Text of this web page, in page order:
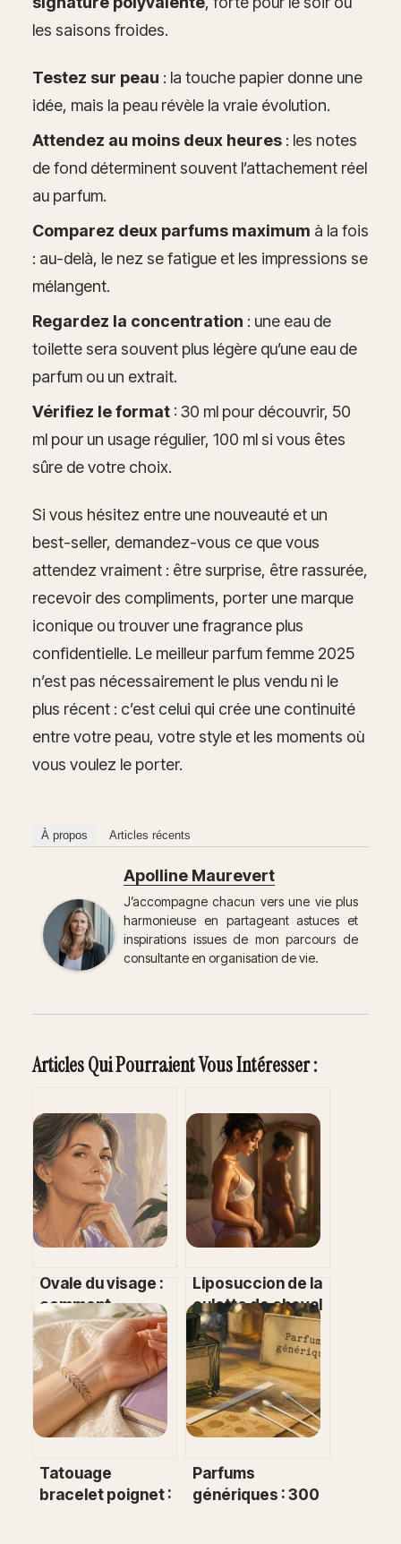
les saisons froides.
Testez sur peau : la touche papier donne une
idée, mais la peau révèle la vraie évolution.
Attendez au moins deux heures : les notes
de fond déterminent souvent l’attachement réel
au parfum.
Comparez deux parfums maximum à la fois
: au-delà, le nez se fatigue et les impressions se
mélangent.
Regardez la concentration : une eau de
toilette sera souvent plus légère qu’une eau de
parfum ou un extrait.
Vérifiez le format : 30 ml pour découvrir, 50
ml pour un usage régulier, 100 ml si vous êtes
sûre de votre choix.
Si vous hésitez entre une nouveauté et un
best-seller, demandez-vous ce que vous
attendez vraiment : être surprise, être rassurée,
recevoir des compliments, porter une marque
iconique ou trouver une fragrance plus
confidentielle. Le meilleur parfum femme 2025
n’est pas nécessairement le plus vendu ni le
plus récent : c’est celui qui crée une continuité
entre votre peau, votre style et les moments où
vous voulez le porter.
À propos Articles récents
Apolline Maurevert
J’accompagne chacun vers une vie plus
harmonieuse en partageant astuces et
inspirations issues de mon parcours de
consultante en organisation de vie.
Articles Qui Pourraient Vous Intéresser :
Ovale du visage :
comment
redessiner sa
ligne mandibulaire
sans chirurgie
lourde ?
Liposuccion de la
culotte de cheval
: 3 clés pour une
silhouette
redessinée
durablement
Tatouage
bracelet poignet :
Parfums
génériques : 300